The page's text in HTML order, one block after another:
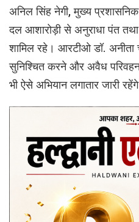
अनिल सिंह नेगी, मुख्य
दल आशारोड़ी से अनुराधा पंत तथा
शामिल रहे। आरटीओ डॉ. अनीता
सुनिश्चित करने और अवैध
भी ऐसे अभियान लगातार जारी